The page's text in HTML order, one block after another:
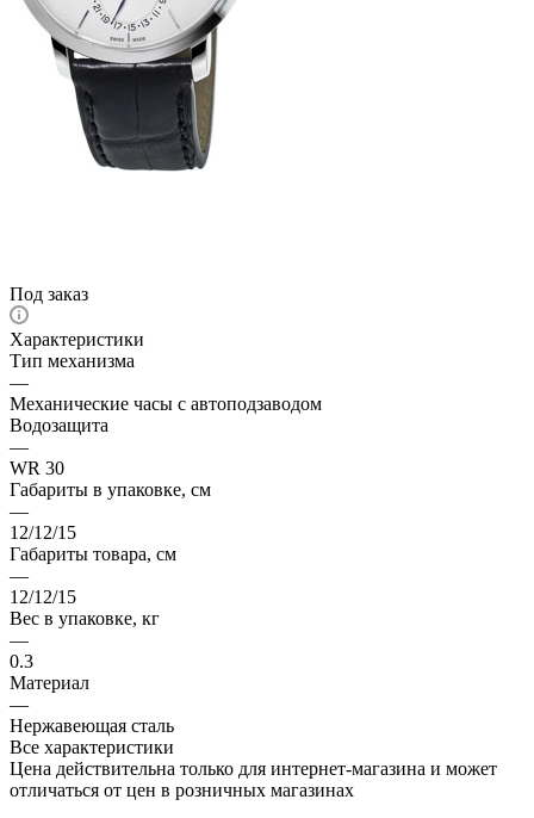
Под заказ
Характеристики
Тип механизма
—
Механические часы с автоподзаводом
Водозащита
—
WR 30
Габариты в упаковке, см
—
12/12/15
Габариты товара, см
—
12/12/15
Вес в упаковке, кг
—
0.3
Материал
—
Нержавеющая сталь
Все характеристики
Цена действительна только для интернет-магазина и может
отличаться от цен в розничных магазинах